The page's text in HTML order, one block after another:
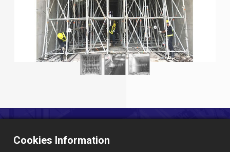
Mari Membangun Bersama!
Cookies Information